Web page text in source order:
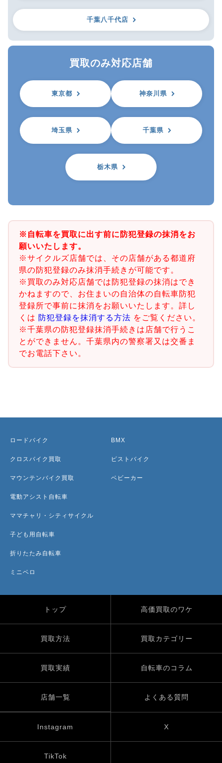
千葉八千代店
買取のみ対応店舗
東京都 神奈川県
埼玉県 千葉県
栃木県
※自転車を買取に出す前に防犯登録の抹消をお
願いいたします。
※サイクルズ店舗では、その店舗がある都道府
県の防犯登録のみ抹消手続きが可能です。
※買取のみ対応店舗では防犯登録の抹消はでき
かねますので、お住まいの自治体の自転車防犯
登録所で事前に抹消をお願いいたします。詳し
くは 防犯登録を抹消する方法 をご覧ください。
※千葉県の防犯登録抹消手続きは店舗で行うこ
とができません。千葉県内の警察署又は交番ま
でお電話下さい。
ロードバイク
クロスバイク買取
マウンテンバイク買取
電動アシスト自転車
ママチャリ・シティサイクル
子ども用自転車
折りたたみ自転車
ミニベロ
BMX
ピストバイク
ベビーカー
トップ 高価買取のワケ
買取方法 買取カテゴリー
買取実績 自転車のコラム
店舗一覧 よくある質問
Instagram X
TikTok